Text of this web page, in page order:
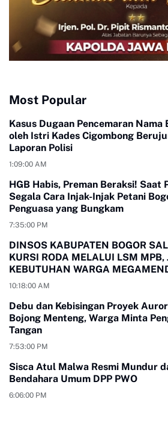
Most Popular
Kasus Dugaan Pencemaran Nama
oleh Istri Kades Cigombong
Laporan Polisi
1:09:00 AM
HGB Habis, Preman Beraksi! Saat
Segala Cara Injak-Injak Petani
Penguasa yang Bungkam
7:35:00 PM
DINSOS KABUPATEN BOGOR
KURSI RODA MELALUI LSM MPB,
KEBUTUHAN WARGA
10:18:00 AM
Debu dan Kebisingan Proyek
Bojong Menteng, Warga Minta
Tangan
7:53:00 PM
Sisca Atul Malwa Resmi Mundur
Bendahara Umum DPP PWO
6:06:00 PM